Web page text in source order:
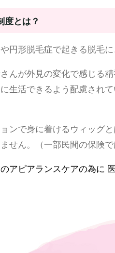
度とは？
円形脱毛症で起きる脱毛に
んが外見の変化で感じる
生活できるよう配慮されて
ンで身に着けるウィッグ
せん。（一部民間の保険
アピアランスケアの為に